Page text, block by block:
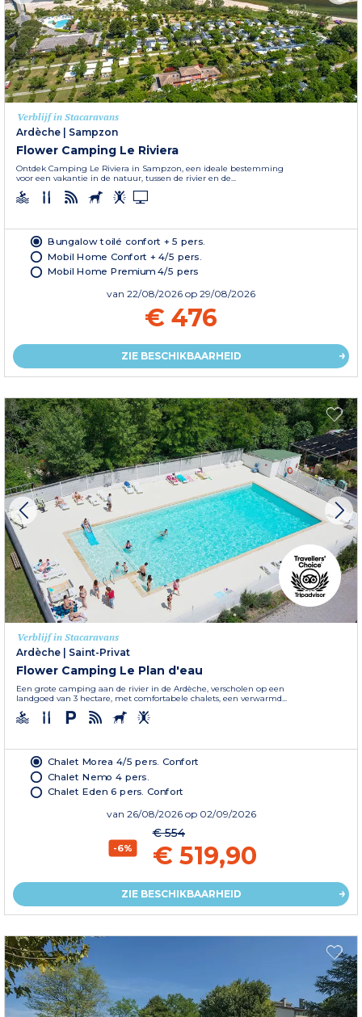
Verblijf in Stacaravans
Ardèche
Sampzon
Flower Camping Le Riviera
Ontdek Camping Le Riviera in Sampzon, een ideale bestemming
voor een vakantie in de natuur, tussen de rivier en de...
Bungalow toilé confort + 5 pers.
Mobil Home Confort + 4/5 pers.
Mobil Home Premium 4/5 pers
van 22/08/2026 op 29/08/2026
€ 476
ZIE BESCHIKBAARHEID
Verblijf in Stacaravans
Ardèche
Saint-Privat
Flower Camping Le Plan d'eau
Een grote camping aan de rivier in de Ardèche, verscholen op een
landgoed van 3 hectare, met comfortabele chalets, een verwarmd...
Chalet Morea 4/5 pers. Confort
Chalet Nemo 4 pers.
Chalet Eden 6 pers. Confort
van 26/08/2026 op 02/09/2026
-6%
€ 554
€ 519,90
ZIE BESCHIKBAARHEID